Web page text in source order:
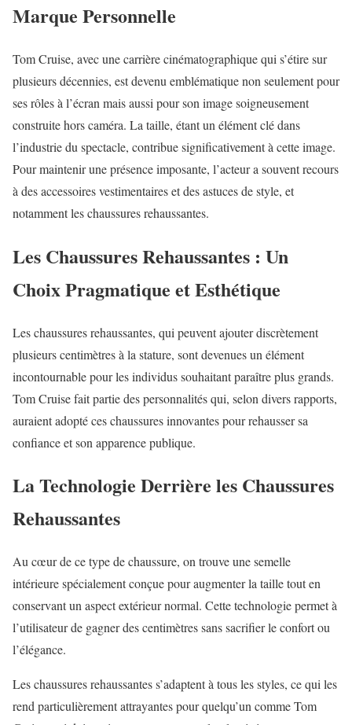
Marque Personnelle
Tom Cruise, avec une carrière cinématographique qui s’étire sur
plusieurs décennies, est devenu emblématique non seulement pour
ses rôles à l’écran mais aussi pour son image soigneusement
construite hors caméra. La taille, étant un élément clé dans
l’industrie du spectacle, contribue significativement à cette image.
Pour maintenir une présence imposante, l’acteur a souvent recours
à des accessoires vestimentaires et des astuces de style, et
notamment les chaussures rehaussantes.
Les Chaussures Rehaussantes : Un
Choix Pragmatique et Esthétique
Les chaussures rehaussantes, qui peuvent ajouter discrètement
plusieurs centimètres à la stature, sont devenues un élément
incontournable pour les individus souhaitant paraître plus grands.
Tom Cruise fait partie des personnalités qui, selon divers rapports,
auraient adopté ces chaussures innovantes pour rehausser sa
confiance et son apparence publique.
La Technologie Derrière les Chaussures
Rehaussantes
Au cœur de ce type de chaussure, on trouve une semelle
intérieure spécialement conçue pour augmenter la taille tout en
conservant un aspect extérieur normal. Cette technologie permet à
l’utilisateur de gagner des centimètres sans sacrifier le confort ou
l’élégance.
Les chaussures rehaussantes s’adaptent à tous les styles, ce qui les
rend particulièrement attrayantes pour quelqu’un comme Tom